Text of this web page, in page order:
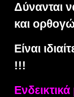
Δύνανται
και
Είναι
!!!